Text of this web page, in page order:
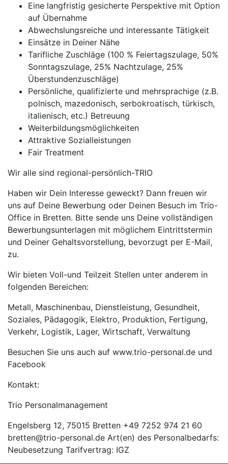
Eine langfristig gesicherte Perspektive mit Option
auf Übernahme
Abwechslungsreiche und interessante Tätigkeit
Einsätze in Deiner Nähe
Tarifliche Zuschläge (100 % Feiertagszulage, 50%
Sonntagszulage, 25% Nachtzulage, 25%
Überstundenzuschläge)
Persönliche, qualifizierte und mehrsprachige (z.B.
polnisch, mazedonisch, serbokroatisch, türkisch,
italienisch, etc.) Betreuung
Weiterbildungsmöglichkeiten
Attraktive Sozialleistungen
Fair Treatment
Wir alle sind regional-persönlich-TRIO
Haben wir Dein Interesse geweckt? Dann freuen wir
uns auf Deine Bewerbung oder Deinen Besuch im Trio-
Office in Bretten. Bitte sende uns Deine vollständigen
Bewerbungsunterlagen mit möglichem Eintrittstermin
und Deiner Gehaltsvorstellung, bevorzugt per E-Mail,
zu.
Wir bieten Voll-und Teilzeit Stellen unter anderem in
folgenden Bereichen:
Metall, Maschinenbau, Dienstleistung, Gesundheit,
Soziales, Pädagogik, Elektro, Produktion, Fertigung,
Verkehr, Logistik, Lager, Wirtschaft, Verwaltung
Besuchen Sie uns auch auf www.trio-personal.de und
Facebook
Kontakt:
Trio Personalmanagement
Engelsberg 12, 75015 Bretten +49 7252 974 21 60
bretten@trio-personal.de Art(en) des Personalbedarfs:
Neubesetzung Tarifvertrag: IGZ